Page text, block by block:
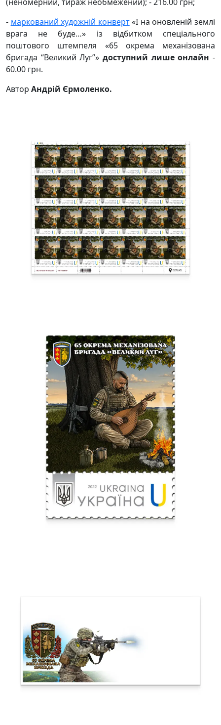
- маркований художній конверт«І на оновленій землі
врага не буде…» із відбитком спеціального
поштового штемпеля «65 окрема механізована
бригада “Великий Луг”» доступний лише онлайн -
60.00 грн.
Автор Андрій Єрмоленко.